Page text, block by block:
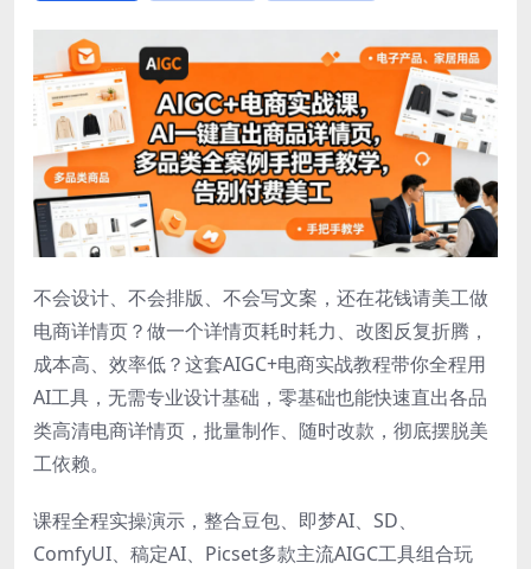
不会设计、不会排版、不会写文案，还在花钱请美工做
电商详情页？做一个详情页耗时耗力、改图反复折腾，
成本高、效率低？这套AIGC+电商实战教程带你全程用
AI工具，无需专业设计基础，零基础也能快速直出各品
类高清电商详情页，批量制作、随时改款，彻底摆脱美
工依赖。
课程全程实操演示，整合豆包、即梦AI、SD、
ComfyUI、稿定AI、Picset多款主流AIGC工具组合玩